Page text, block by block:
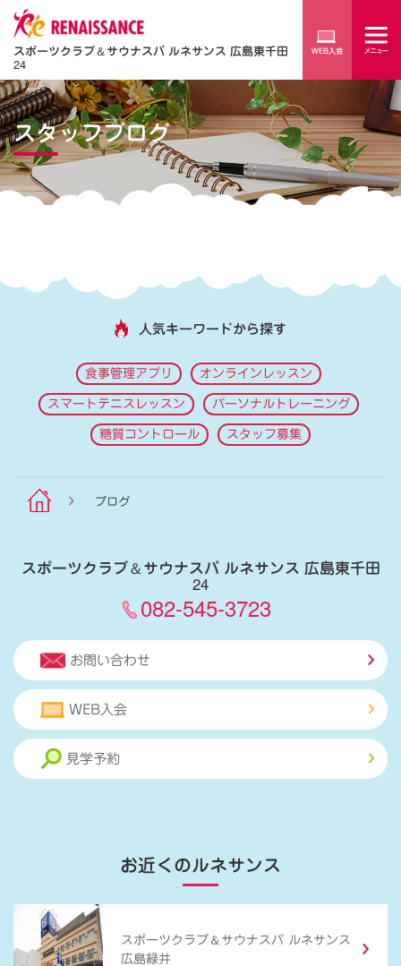
スポーツクラブ＆サウナスパ ルネサンス 広島東千田
24
スタッフブログ
人気キーワードから探す
食事管理アプリ オンラインレッスン
スマートテニスレッスン パーソナルトレーニング
糖質コントロール スタッフ募集
ブログ
スポーツクラブ＆サウナスパ ルネサンス 広島東千田
24
082-545-3723
お問い合わせ
WEB入会
見学予約
お近くのルネサンス
スポーツクラブ ＆ サウナスパ ルネサンス
広島緑井